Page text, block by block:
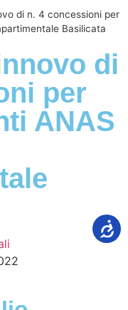
di n. 4 concessioni per
Basilicata
di
per
ANAS